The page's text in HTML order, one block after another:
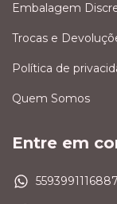
Embalagem
Trocas e
Política de
Quem Somos
Entre em
5593991116887